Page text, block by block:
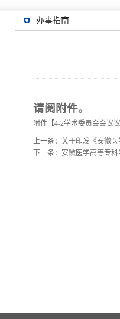
办事指南
请阅附件。
附件【4-2学术委员会会议
上一条： 关于印发《安徽
下一条： 安徽医学高等专